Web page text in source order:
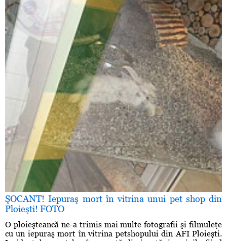
ŞOCANT! Iepuraş mort în vitrina unui pet shop din
Ploieşti! FOTO
O ploieşteancă ne-a trimis mai multe fotografii şi filmuleţe
cu un iepuraş mort în vitrina petshopului din AFI Ploieşti.